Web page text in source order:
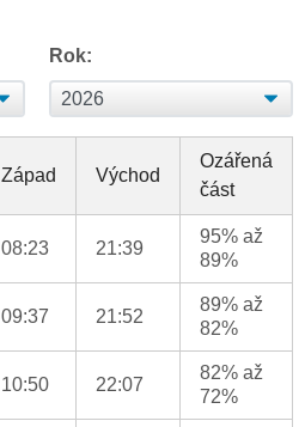
Rok:
Západ Východ
Ozářená
část
08:23 21:39
95% až
89%
09:37 21:52
89% až
82%
10:50 22:07
82% až
72%